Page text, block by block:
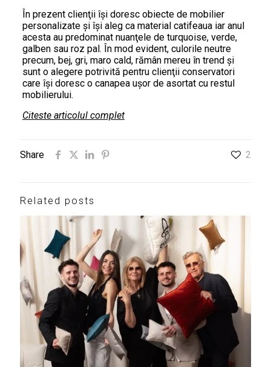
În prezent clienţii îşi doresc obiecte de mobilier
personalizate şi îşi aleg ca material catifeaua iar anul
acesta au predominat nuanţele de turquoise, verde,
galben sau roz pal. În mod evident, culorile neutre
precum, bej, gri, maro cald, rămân mereu în trend şi
sunt o alegere potrivită pentru clienţii conservatori
care îşi doresc o canapea uşor de asortat cu restul
mobilierului.
Citeste articolul complet
Share 2
Related posts